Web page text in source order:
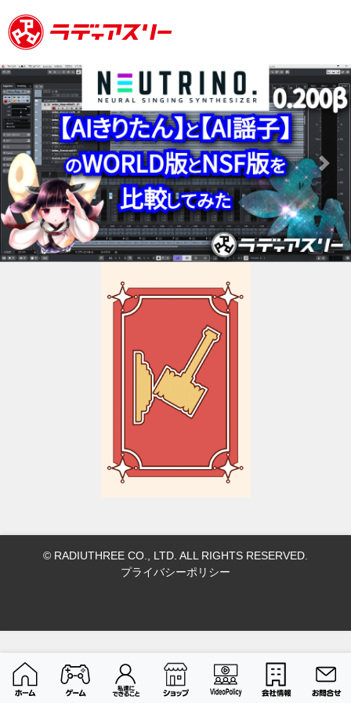
Previous Next
© RADIUTHREE CO., LTD. ALL RIGHTS RESERVED.
プライバシーポリシー